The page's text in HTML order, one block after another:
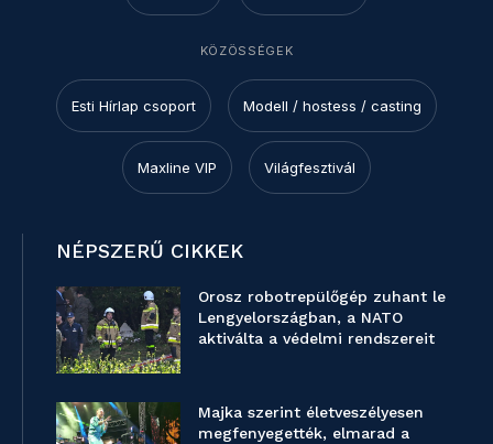
KÖZÖSSÉGEK
Esti Hírlap csoport Modell / hostess / casting
Maxline VIP Világfesztivál
NÉPSZERŰ CIKKEK
Orosz robotrepülőgép zuhant le
Lengyelországban, a NATO
aktiválta a védelmi rendszereit
Majka szerint életveszélyesen
megfenyegették, elmarad a